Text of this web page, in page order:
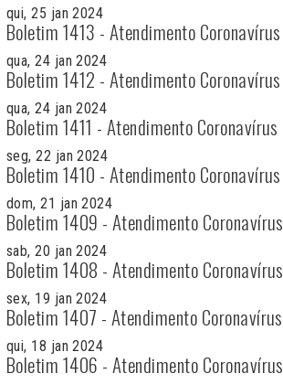
qui, 25 jan 2024
Boletim 1413 - Atendimento Coronavírus
qua, 24 jan 2024
Boletim 1412 - Atendimento Coronavírus
qua, 24 jan 2024
Boletim 1411 - Atendimento Coronavírus
seg, 22 jan 2024
Boletim 1410 - Atendimento Coronavírus
dom, 21 jan 2024
Boletim 1409 - Atendimento Coronavírus
sab, 20 jan 2024
Boletim 1408 - Atendimento Coronavírus
sex, 19 jan 2024
Boletim 1407 - Atendimento Coronavírus
qui, 18 jan 2024
Boletim 1406 - Atendimento Coronavírus